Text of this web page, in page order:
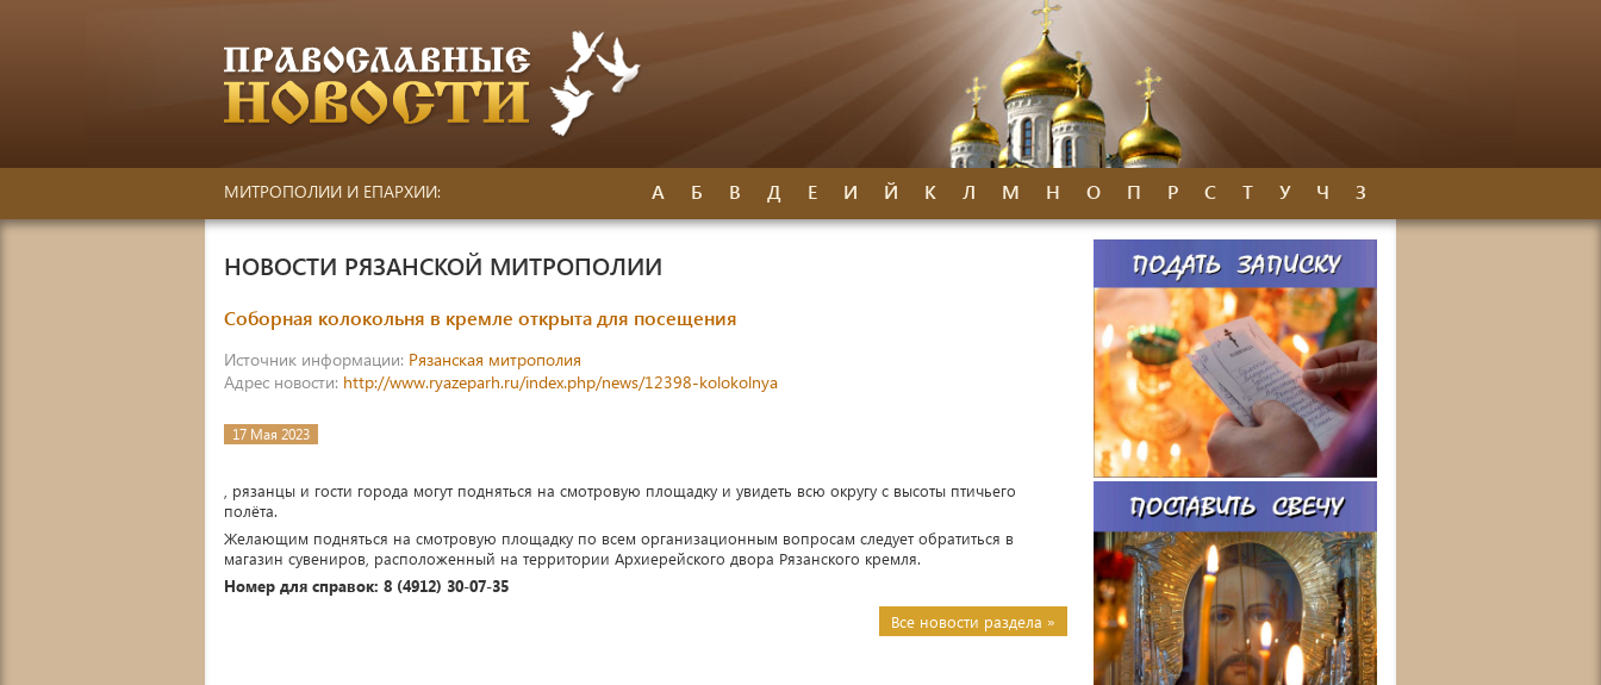
МИТРОПОЛИИ И ЕПАРХИИ: А Б В Д Е И Й К Л М Н О П Р С Т У Ч З
НОВОСТИ РЯЗАНСКОЙ МИТРОПОЛИИ
Соборная колокольня в кремле открыта для посещения
Источник информации: Рязанская митрополия
Адрес новости: http://www.ryazeparh.ru/index.php/news/12398-kolokolnya
17 Мая 2023
, рязанцы и гости города могут подняться на смотровую площадку и увидеть всю округу с высоты птичьего
полёта.
Желающим подняться на смотровую площадку по всем организационным вопросам следует обратиться в
магазин сувениров, расположенный на территории Архиерейского двора Рязанского кремля.
Номер для справок: 8 (4912) 30-07-35
Все новости раздела »